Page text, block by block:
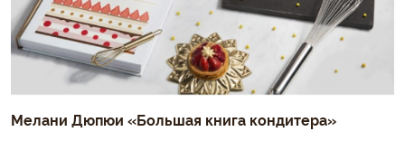
Мелани Дюпюи «Большая книга кондитера»